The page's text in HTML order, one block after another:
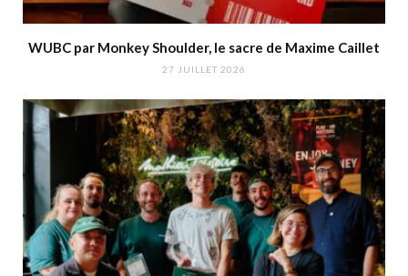
WUBC par Monkey Shoulder, le sacre de Maxime Caillet
27 JUILLET 2026